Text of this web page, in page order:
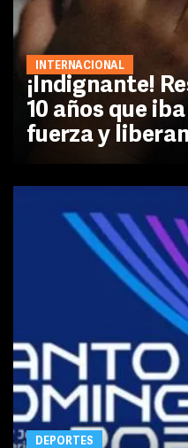
INTERNACIONAL
¡Indignante!
10 años que
fuerza y
DEPORTES